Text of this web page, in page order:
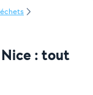
Nice : tout